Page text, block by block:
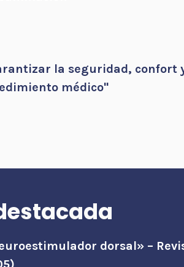
la seguridad, confort
médico"
dorsal»–